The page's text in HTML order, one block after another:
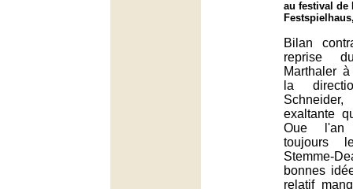
au festival de
Bilan
reprise
Marthaler
la
exaltante
Oue l'an
toujours
Stemme-
bonnes
relatif